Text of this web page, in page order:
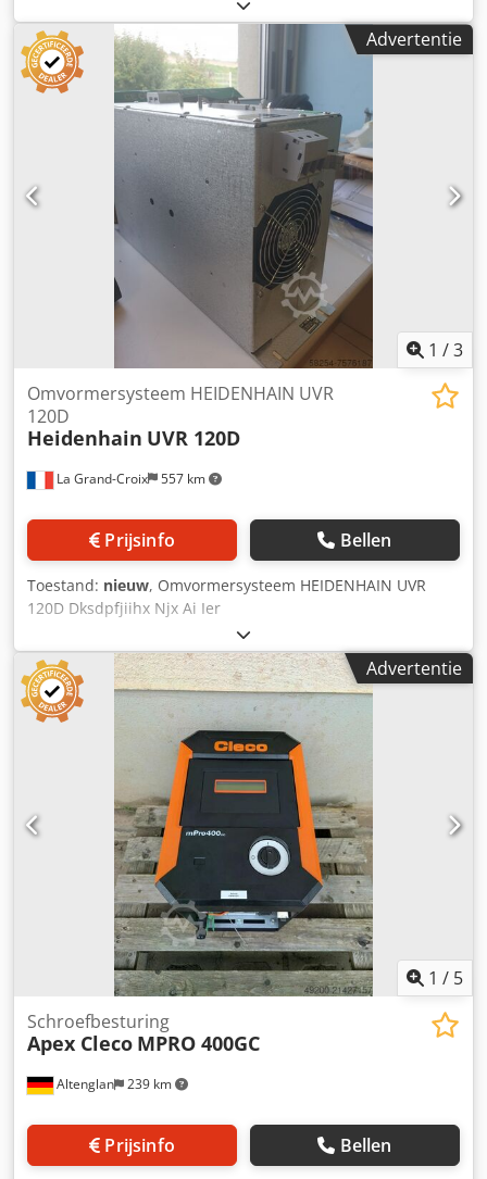
voor industriële toepassingen. Het apparaat verkeert in
zeer goede technische staat, volledig functioneel en direct
inzetbaar. ⚙️ Technische gegevens: Model: CEMBRE B35-
50D Perskracht: 35 kN (4 ton) Maximale kabeldoorsnede:
tot 150 mm² (koper) Voeding: 9.6V Ni-MH accu Draaibare
kop: 180° Type: hydraulisch, accu-aangedreven Bediening:
met één hand ✅ Toepassingen: Kabelschoenen
aansluitklemmen laagspannings- en industriële elektrische
installaties service en onderhoud 📦 Inbegrepen: CEMBRE
B35-50D pers twee accu’s oplader Dodpfsy H Ri Aex Ai Iokr
transportkoffer documentatie / handleiding draagriem ⭐
Voordelen: zeer robuuste industriële constructie stille
werking en minimale trillingen automatische terugloop na
persen hoge precisie en herhaalbaarheid comfortabel met
één hand te bedienen 📌 Staat: Gebruikt – vertoont
normale gebruikssporen, technisch volledig functioneel.
Advertentie
1 /3
La Grand-Croix 557 km
Omvormersysteem HEIDENHAIN UVR
120D
Heidenhain UVR 120D
Prijsinfo Bellen
Toestand: nieuw, Omvormersysteem HEIDENHAIN UVR
120D Dksdpfjiihx Njx Ai Ier
Advertentie
1 / 5
Altenglan 239 km
Schroefbesturing
Apex Cleco MPRO 400GC
Prijsinfo Bellen